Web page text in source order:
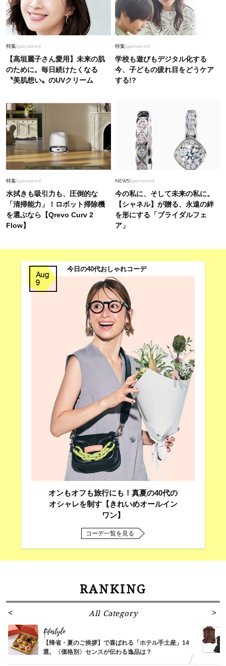
特集Sponsored
【高垣麗子さん愛用】未来の肌
のために。毎日続けたくなる
〝美肌想い〟のUVクリーム
特集Sponsored
学校も遊びもデジタル化する
今、子どもの疲れ目をどうケア
する!?
特集Sponsored
水拭きも吸引力も、圧倒的な
「清掃能力」！ロボット掃除機
を選ぶなら【Qrevo Curv 2
Flow】
NEWSSponsored
今の私に、そして未来の私に。
【シャネル】が贈る、永遠の絆
を形にする「ブライダルフェ
ア」
Aug
9
今日の40代おしゃれコーデ
オンもオフも旅行にも！真夏の40代の
オシャレを制す【きれいめオールイン
ワン】
コーデ一覧を見る
RANKING
All Category
Lifestyle
【帰省・夏のご挨拶】で喜ばれる「ホテル手土産」14
選。〈価格別〉センスが伝わる逸品は？